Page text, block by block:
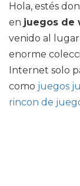
Hola, estés
en juegos de
venido al
enorme
Internet solo
como juegos
rincon de